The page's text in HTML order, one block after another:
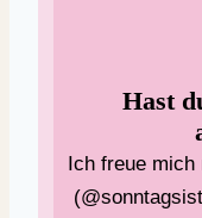
Hast
Ich freue